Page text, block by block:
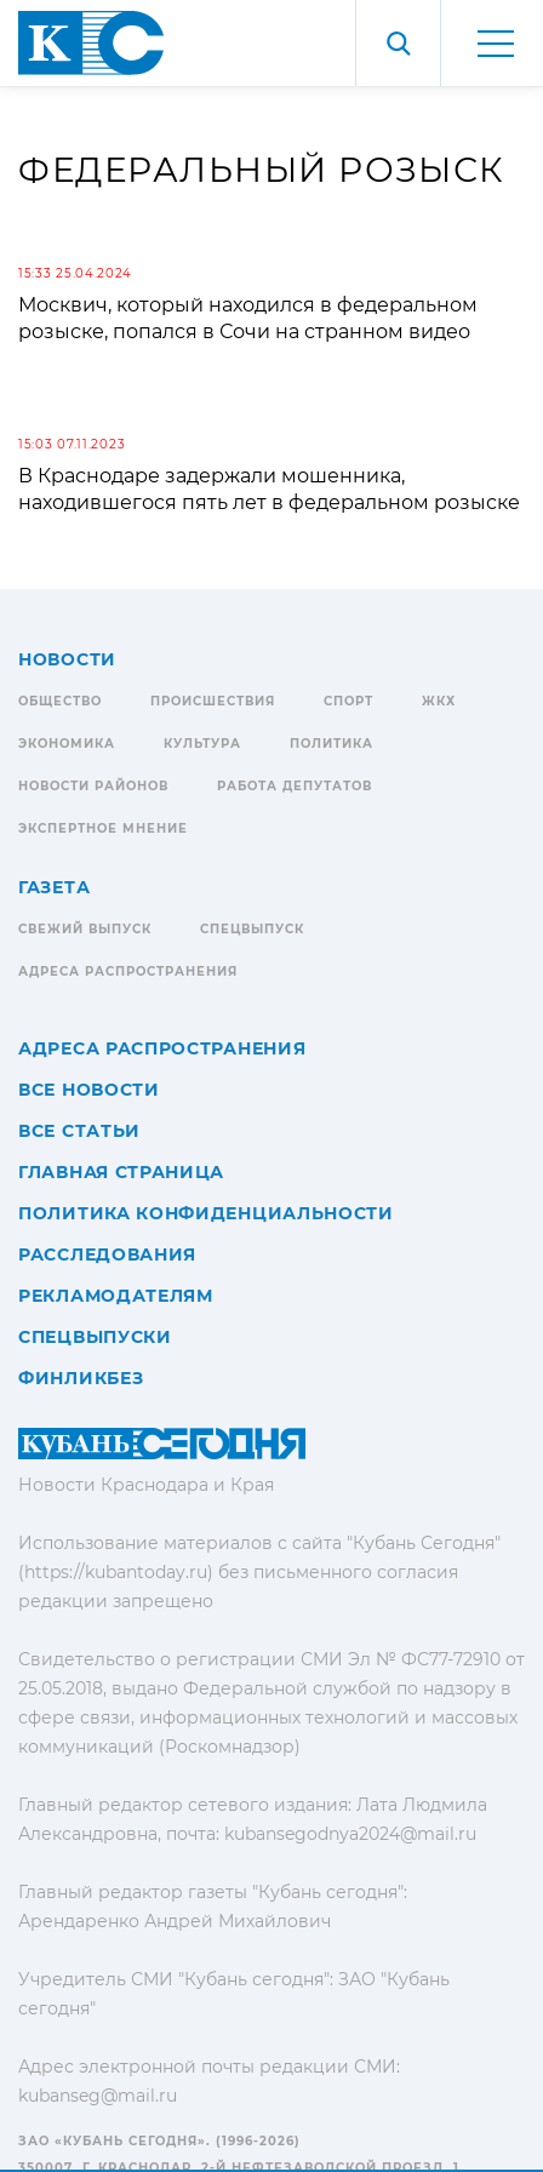
ФЕДЕРАЛЬНЫЙ РОЗЫСК
15:33 25.04.2024
Москвич, который находился в федеральном
розыске, попался в Сочи на странном видео
15:03 07.11.2023
В Краснодаре задержали мошенника,
находившегося пять лет в федеральном розыске
Новости Краснодара и Края
Использование материалов с сайта "Кубань Сегодня"
(https://kubantoday.ru) без письменного согласия
редакции запрещено
Свидетельство о регистрации СМИ Эл № ФС77-72910 от
25.05.2018, выдано Федеральной службой по надзору в
сфере связи, информационных технологий и массовых
коммуникаций (Роскомнадзор)
Главный редактор сетевого издания: Лата Людмила
Александровна, почта: kubansegodnya2024@mail.ru
Главный редактор газеты "Кубань сегодня":
Арендаренко Андрей Михайлович
Учредитель СМИ "Кубань сегодня": ЗАО "Кубань
сегодня"
Адрес электронной почты редакции СМИ:
kubanseg@mail.ru
НОВОСТИ
ОБЩЕСТВО ПРОИСШЕСТВИЯ СПОРТ ЖКХ
ЭКОНОМИКА КУЛЬТУРА ПОЛИТИКА
НОВОСТИ РАЙОНОВ РАБОТА ДЕПУТАТОВ
ЭКСПЕРТНОЕ МНЕНИЕ
ГАЗЕТА
СВЕЖИЙ ВЫПУСК СПЕЦВЫПУСК
АДРЕСА РАСПРОСТРАНЕНИЯ
АДРЕСА РАСПРОСТРАНЕНИЯ
ВСЕ НОВОСТИ
ВСЕ СТАТЬИ
ГЛАВНАЯ СТРАНИЦА
ПОЛИТИКА КОНФИДЕНЦИАЛЬНОСТИ
РАССЛЕДОВАНИЯ
РЕКЛАМОДАТЕЛЯМ
СПЕЦВЫПУСКИ
ФИНЛИКБЕЗ
ЗАО «КУБАНЬ СЕГОДНЯ». (1996-2026)
350007, Г. КРАСНОДАР, 2-Й НЕФТЕЗАВОДСКОЙ ПРОЕЗД, 1